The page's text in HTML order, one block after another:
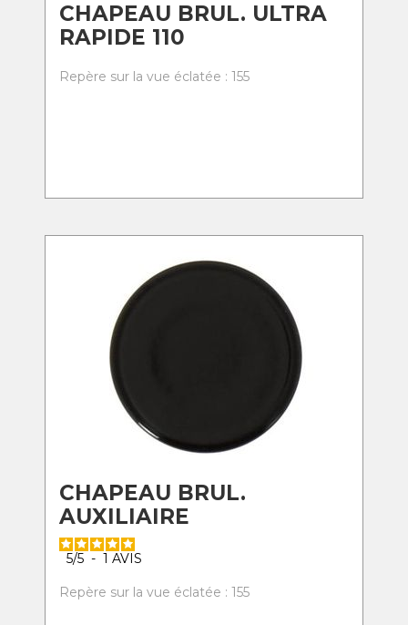
CHAPEAU BRUL. ULTRA
RAPIDE 110
Repère sur la vue éclatée : 155
CHAPEAU BRUL.
AUXILIAIRE
5/5 - 1 AVIS
Repère sur la vue éclatée : 155